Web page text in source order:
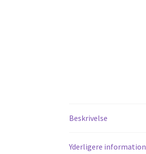
Beskrivelse
Yderligere information